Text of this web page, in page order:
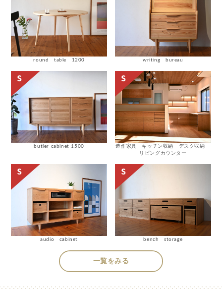
round table 1200 writing bureau
butler cabinet 1500
造作家具 キッチン収納 デスク収納
リビングカウンター
audio cabinet bench storage
一覧をみる